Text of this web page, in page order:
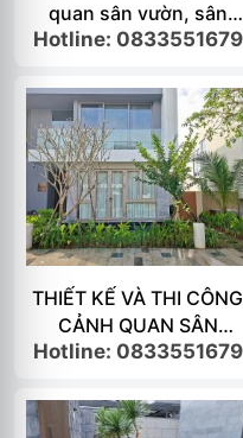
quan sân vườn, sân
vườn nhiệt đới đà nẵng
Hotline: 0833551679
THIẾT KẾ VÀ THI CÔNG
CẢNH QUAN SÂN
VƯỜN VILLA TẠI ĐÀ
Hotline: 0833551679